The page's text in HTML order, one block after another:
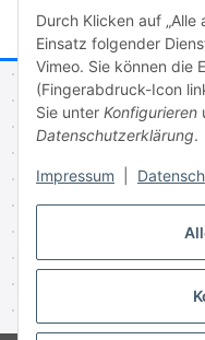
Durch Klicken auf
Einsatz folgender
Vimeo. Sie können die
(Fingerabdruck-Icon
Sie unter Konfigurieren
Datenschutzerklärung.
Impressum
Informationen
Gesetzliche
* Alle Preise inkl.